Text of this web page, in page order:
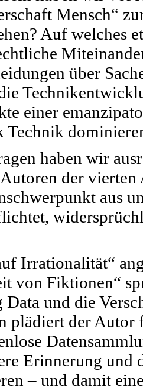
Mensch“
Auf welches
über
einer
Technik
haben wir
der vierten
aus
Irrationalität“
von Fiktionen“
und die
plädiert der Autor
Erinnerung und
– und damit